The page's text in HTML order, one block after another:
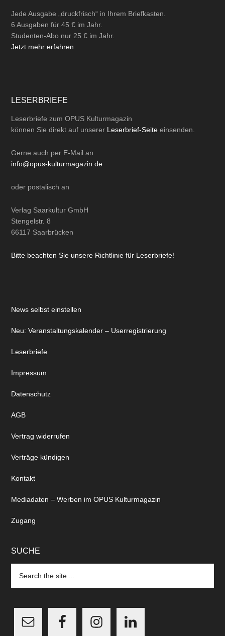
Jede Ausgabe „druckfrisch“ in Ihrem Briefkasten.
6 Ausgaben für 45 € im Jahr.
Studenten-Abo nur 25 € im Jahr.
Jetzt mehr erfahren
LESERBRIEFE
Leserbriefe zum OPUS Kulturmagazin
können Sie direkt auf unserer Leserbrief-Seite einsenden.
Gerne auch per E-Mail an
info@opus-kulturmagazin.de
oder postalisch an
Verlag Saarkultur GmbH
Stengelstr. 8
66117 Saarbrücken
Bitte beachten Sie unsere Richtlinie für Leserbriefe!
News selbst einstellen
Neu: Veranstaltungskalender – Userregistrierung
Leserbriefe
Impressum
Datenschutz
AGB
Vertrag widerrufen
Verträge kündigen
Kontakt
Mediadaten – Werben im OPUS Kulturmagazin
Zugang
SUCHE
the